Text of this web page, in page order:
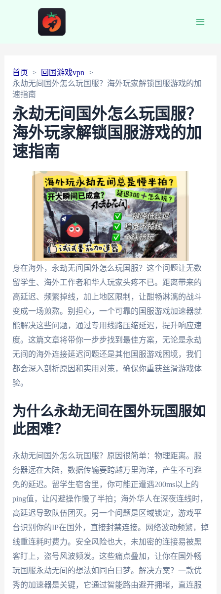
首页
回国游戏vpn
永劫无间国外怎么玩国服？海外玩家解锁国服游戏的加
速指南
永劫无间国外怎么玩国服？
海外玩家解锁国服游戏的加
速指南
身在海外，永劫无间国外怎么玩国服？这个问题让无数
留学生、海外工作者和华人玩家头疼不已。距离带来的
高延迟、频繁掉线，加上地区限制，让酣畅淋漓的战斗
变成一场煎熬。别担心，一个可靠的国服游戏加速器就
能解决这些问题，通过专用线路压缩延迟，提升响应速
度。这篇文章将带你一步步找到最佳方案，无论是永劫
无间的海外连接延迟问题还是其他国服游戏困境，我们
都会深入剖析原因和实用对策，确保你重获丝滑游戏体
验。
为什么永劫无间在国外玩国服如
此困难？
永劫无间国外怎么玩国服？原因很简单：物理距离。服
务器远在大陆，数据传输要跨越万里海洋，产生不可避
免的延迟。留学生宿舍里，你可能正遭遇200ms以上的
ping值，让闪避操作慢了半拍；海外华人在深夜连线时，
高延迟导致队伍团灭。另一个问题是区域锁定，游戏平
台识别你的IP在国外，直接封禁连接。网络波动频繁，掉
线重连耗时费力。安全风险也大，未加密的连接易被黑
客盯上，盗号风波频发。这些痛点叠加，让你在国外畅
玩国服永劫无间的想法如同白日梦。解决方案？一款优
秀的加速器是关键，它通过智能路由避开拥堵，直连服